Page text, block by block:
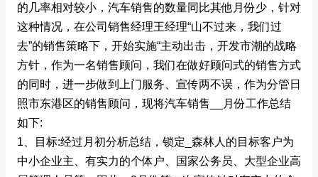
的几率相对较小，汽车销售的数量同比其他月份少，针对
这种情况，在公司销售经理王经理“山不过来，我们过
去”的销售策略下，开始实施“主动出击，开发市潮的战略
方针，作为一名销售顾问，我们在做好顾问式的销售方式
的同时，进一步做到上门服务、宣传两不误，作为分管日
照市东港区的销售顾问，现将汽车销售__月份工作总结
如下:
1、目标:经过月初分析总结，锁定_森林人的目标客户为
中小企业主、有实力的个体户、国家公务员、大型企业高